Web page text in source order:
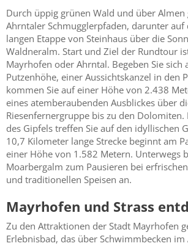
Durch üppig grünen Wald und über Almen
Ahrntaler Schmugglerpfaden, darunter
langen Etappe von Steinhaus über die
Waldneralm. Start und Ziel der Rundtour
Mayrhofen oder Ahrntal. Begeben Sie sich
Putzenhöhe, einer Aussichtskanzel in den
kommen Sie auf einer Höhe von 2.438
eines atemberaubenden Ausblickes über
Riesenfernergruppe bis zu den Dolomiten.
des Gipfels treffen Sie auf den idyllischen
10,7 Kilometer lange Strecke beginnt am
einer Höhe von 1.582 Metern. Unterwegs
Moarbergalm zum Pausieren bei
und traditionellen Speisen an.
Mayrhofen und Strass
Zu den Attraktionen der Stadt Mayrhofen
Erlebnisbad, das über Schwimmbecken im